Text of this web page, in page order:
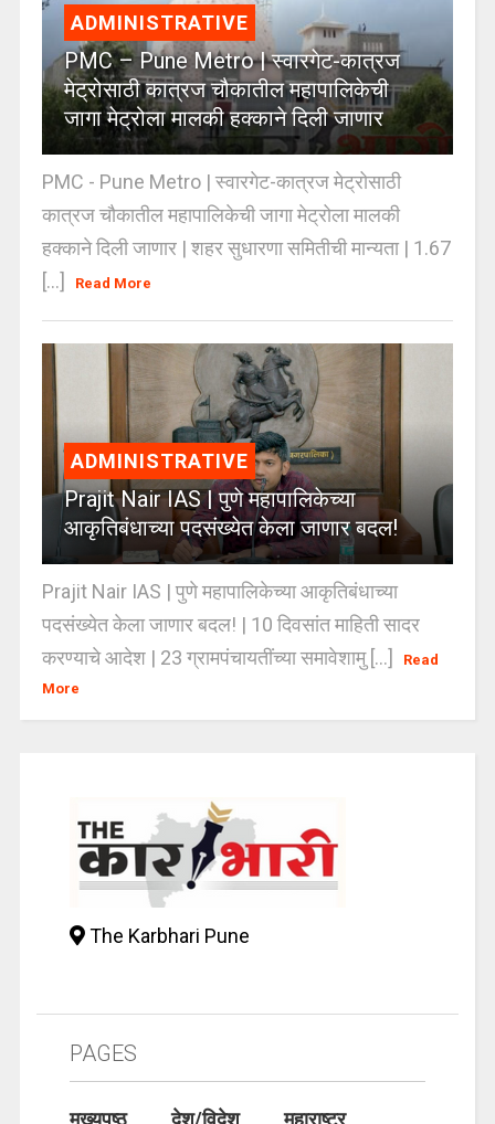
ADMINISTRATIVE
PMC – Pune Metro | स्वारगेट-कात्रज
मेट्रोसाठी कात्रज चौकातील महापालिकेची
जागा मेट्रोला मालकी हक्काने दिली जाणार
PMC - Pune Metro | स्वारगेट-कात्रज मेट्रोसाठी
कात्रज चौकातील महापालिकेची जागा मेट्रोला मालकी
हक्काने दिली जाणार | शहर सुधारणा समितीची मान्यता | 1.67
[...]
Read More
ADMINISTRATIVE
Prajit Nair IAS | पुणे महापालिकेच्या
आकृतिबंधाच्या पदसंख्येत केला जाणार बदल!
Prajit Nair IAS | पुणे महापालिकेच्या आकृतिबंधाच्या
पदसंख्येत केला जाणार बदल! | 10 दिवसांत माहिती सादर
करण्याचे आदेश | 23 ग्रामपंचायतींच्या समावेशामु [...]
Read
More
The Karbhari Pune
PAGES
मुख्यपृष्ठ देश/विदेश
महाराष्ट्र